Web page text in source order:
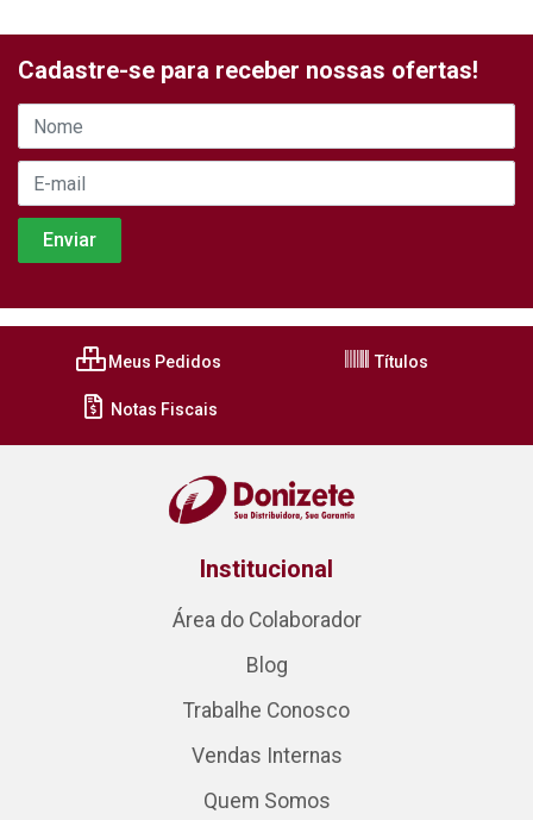
Cadastre-se para receber nossas ofertas!
Meus Pedidos Títulos
Notas Fiscais
Institucional
Área do Colaborador
Blog
Trabalhe Conosco
Vendas Internas
Quem Somos